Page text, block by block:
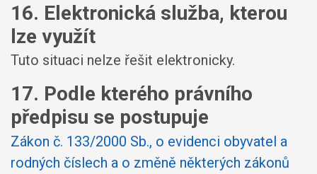
16. Elektronická služba, kterou
lze využít
Tuto situaci nelze řešit elektronicky.
17. Podle kterého právního
předpisu se postupuje
Zákon č. 133/2000 Sb., o evidenci obyvatel a
rodných číslech a o změně některých zákonů